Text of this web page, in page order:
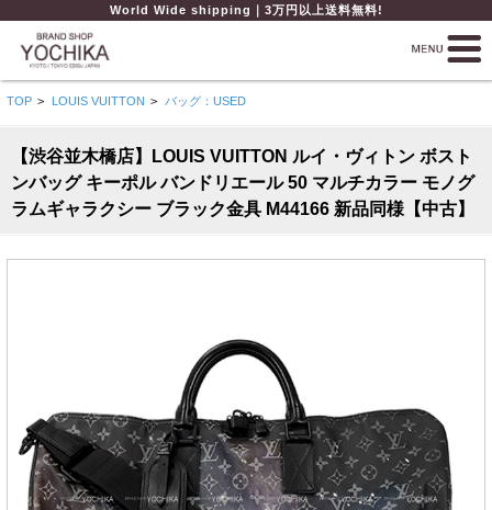
World Wide shipping｜3万円以上送料無料!
TOP > LOUIS VUITTON > バッグ：USED
【渋谷並木橋店】LOUIS VUITTON ルイ・ヴィトン ボスト
ンバッグ キーポル バンドリエール 50 マルチカラー モノグ
ラムギャラクシー ブラック金具 M44166 新品同様【中古】